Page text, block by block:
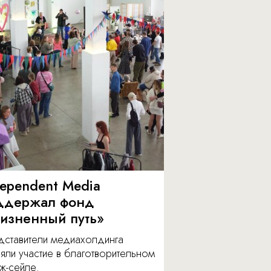
Media
фонд
путь»
медиахолдинга
участие в благотворительном
сейле.